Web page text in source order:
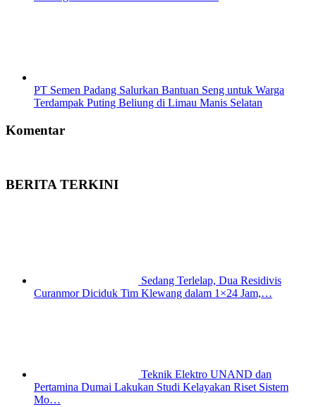
PT Semen Padang Salurkan Bantuan Seng untuk Warga
Terdampak Puting Beliung di Limau Manis Selatan
Komentar
BERITA TERKINI
Sedang Terlelap, Dua Residivis
Curanmor Diciduk Tim Klewang dalam 1×24 Jam,…
Teknik Elektro UNAND dan
Pertamina Dumai Lakukan Studi Kelayakan Riset Sistem
Mo…